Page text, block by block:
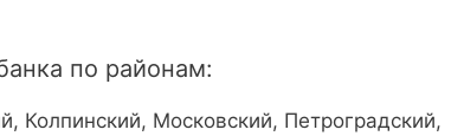
по районам:
Колпинский, Московский, Петроградский,